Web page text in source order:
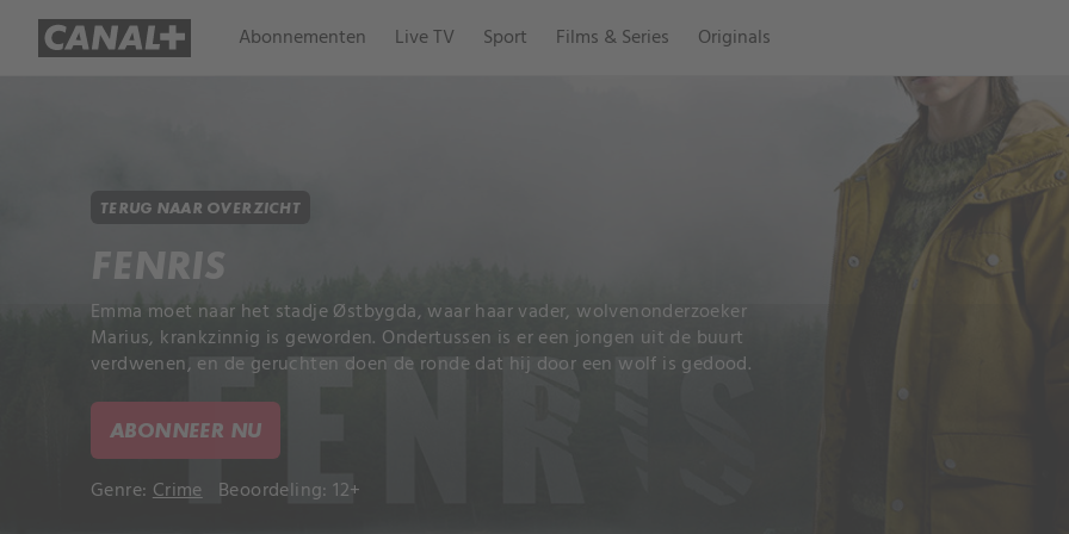
Abonnementen Live TV Sport Films & Series Originals
TERUG NAAR OVERZICHT
FENRIS
Emma moet naar het stadje Østbygda, waar haar vader, wolvenonderzoeker
Marius, krankzinnig is geworden. Ondertussen is er een jongen uit de buurt
verdwenen, en de geruchten doen de ronde dat hij door een wolf is gedood.
ABONNEER NU
Genre: Crime Beoordeling: 12+